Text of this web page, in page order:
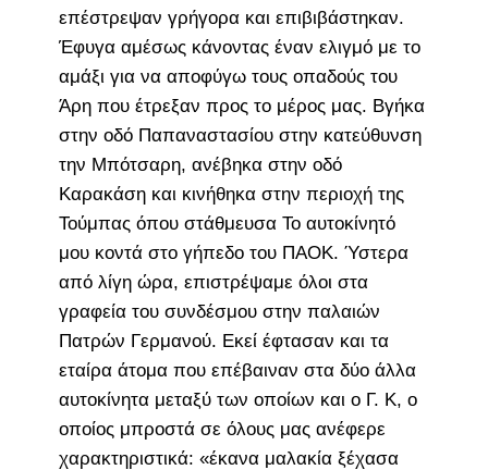
επέστρεψαν γρήγορα και επιβιβάστηκαν.
Έφυγα αμέσως κάνοντας έναν ελιγμό με το
αμάξι για να αποφύγω τους οπαδούς του
Άρη που έτρεξαν προς το μέρος μας. Βγήκα
στην οδό Παπαναστασίου στην κατεύθυνση
την Μπότσαρη, ανέβηκα στην οδό
Καρακάση και κινήθηκα στην περιοχή της
Τούμπας όπου στάθμευσα Το αυτοκίνητό
μου κοντά στο γήπεδο του ΠΑΟΚ. Ύστερα
από λίγη ώρα, επιστρέψαμε όλοι στα
γραφεία του συνδέσμου στην παλαιών
Πατρών Γερμανού. Εκεί έφτασαν και τα
εταίρα άτομα που επέβαιναν στα δύο άλλα
αυτοκίνητα μεταξύ των οποίων και ο Γ. Κ, ο
οποίος μπροστά σε όλους μας ανέφερε
χαρακτηριστικά: «έκανα μαλακία ξέχασα